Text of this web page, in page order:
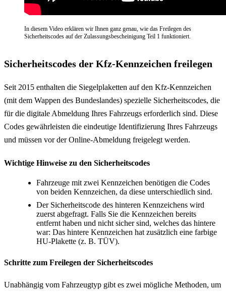
In diesem Video erklären wir Ihnen ganz genau, wie das Freilegen des
Sicherheitscodes auf der Zulassungsbescheinigung Teil 1 funktioniert.
Sicherheitscodes der Kfz-Kennzeichen freilegen
Seit 2015 enthalten die Siegelplaketten auf den Kfz-Kennzeichen
(mit dem Wappen des Bundeslandes) spezielle Sicherheitscodes, die
für die digitale Abmeldung Ihres Fahrzeugs erforderlich sind. Diese
Codes gewährleisten die eindeutige Identifizierung Ihres Fahrzeugs
und müssen vor der Online-Abmeldung freigelegt werden.
Wichtige Hinweise zu den Sicherheitscodes
Fahrzeuge mit zwei Kennzeichen benötigen die Codes
von beiden Kennzeichen, da diese unterschiedlich sind.
Der Sicherheitscode des hinteren Kennzeichens wird
zuerst abgefragt. Falls Sie die Kennzeichen bereits
entfernt haben und nicht sicher sind, welches das hintere
war: Das hintere Kennzeichen hat zusätzlich eine farbige
HU-Plakette (z. B. TÜV).
Schritte zum Freilegen der Sicherheitscodes
Unabhängig vom Fahrzeugtyp gibt es zwei mögliche Methoden, um